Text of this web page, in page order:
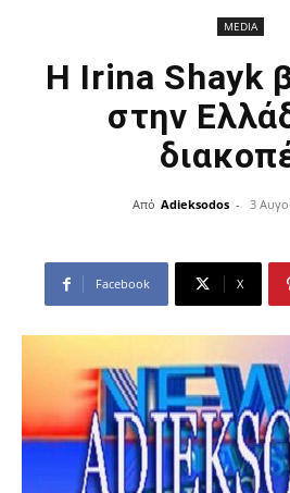
MEDIA
Η Irina Shayk
στην
Από Adieksodos - 3
Facebook X